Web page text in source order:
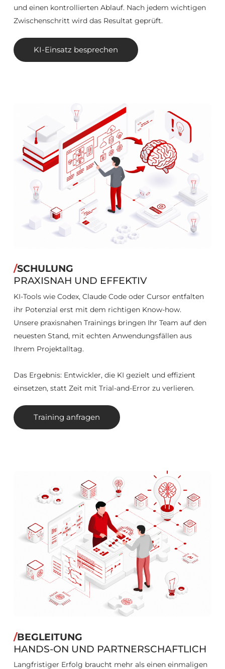
und einen kontrollierten Ablauf. Nach jedem wichtigen
Zwischenschritt wird das Resultat geprüft.
KI-Einsatz besprechen
/SCHULUNG
PRAXISNAH UND EFFEKTIV
KI-Tools wie Codex, Claude Code oder Cursor entfalten
ihr Potenzial erst mit dem richtigen Know-how.
Unsere praxisnahen Trainings bringen Ihr Team auf den
neuesten Stand, mit echten Anwendungsfällen aus
Ihrem Projektalltag.
Das Ergebnis: Entwickler, die KI gezielt und effizient
einsetzen, statt Zeit mit Trial-and-Error zu verlieren.
Training anfragen
/BEGLEITUNG
HANDS-ON UND PARTNERSCHAFTLICH
Langfristiger Erfolg braucht mehr als einen einmaligen